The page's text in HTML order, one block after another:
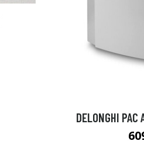
DELONGHI PAC